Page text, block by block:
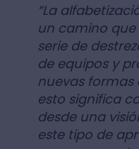
“La
un camino
serie de
de equipos y
nuevas
esto significa
desde una
este tipo de